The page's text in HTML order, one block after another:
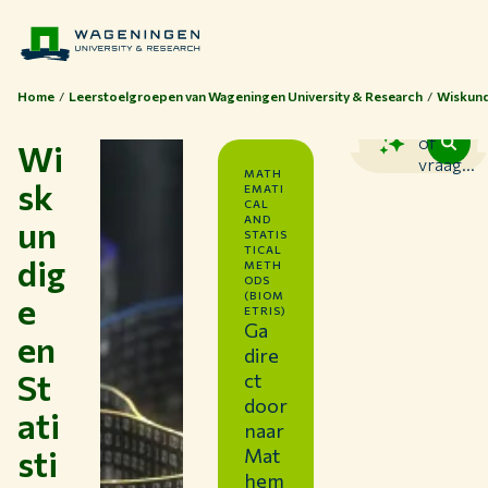
Thema's
Studeren bij WUR
Samenwerken met WUR
Over WUR
NIEUWS & ACHTERGRONDEN
WERKEN BIJ WUR
Home Leerstoelgroepen van Wageningen University & Research
Wi
sk
un
dig
e
en
St
ati
sti
Ga
dire
ct
door
naar
Mat
hem
MATH
EMATI
CAL
AND
STATIS
TICAL
METH
ODS
(BIOM
ETRIS)
of
vraag...